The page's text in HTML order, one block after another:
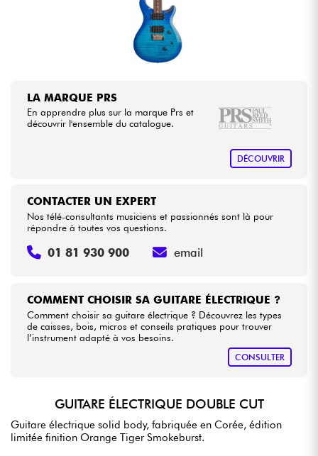
LA MARQUE PRS
En apprendre plus sur la marque Prs et
découvrir l'ensemble du catalogue.
DÉCOUVRIR
COMMENT CHOISIR SA GUITARE ÉLECTRIQUE ?
Comment choisir sa guitare électrique ? Découvrez les types
de caisses, bois, micros et conseils pratiques pour trouver
l’instrument adapté à vos besoins.
CONSULTER
CONTACTER UN EXPERT
Nos télé-consultants musiciens et passionnés sont là pour
répondre à toutes vos questions.
01 81 930 900 email
GUITARE ÉLECTRIQUE DOUBLE CUT
Guitare électrique solid body, fabriquée en Corée, édition
limitée finition Orange Tiger Smokeburst.